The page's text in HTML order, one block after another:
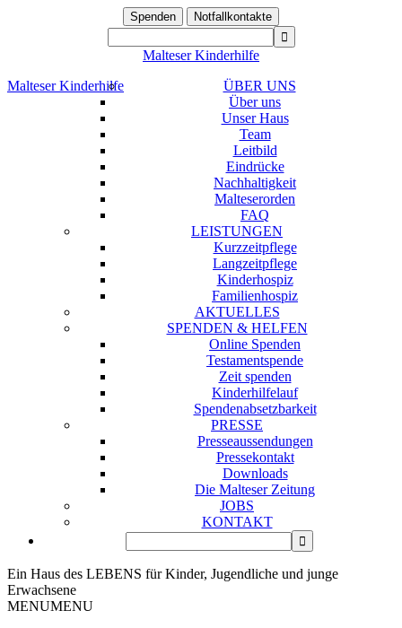
Spenden Notfallkontakte
Malteser Kinderhilfe
Malteser Kinderhilfe
ÜBER UNS
Über uns
Unser Haus
Team
Leitbild
Eindrücke
Nachhaltigkeit
Malteserorden
FAQ
LEISTUNGEN
Kurzzeitpflege
Langzeitpflege
Kinderhospiz
Familienhospiz
AKTUELLES
SPENDEN & HELFEN
Online Spenden
Testamentspende
Zeit spenden
Kinderhilfelauf
Spendenabsetzbarkeit
PRESSE
Presseaussendungen
Pressekontakt
Downloads
Die Malteser Zeitung
JOBS
KONTAKT
Ein Haus des LEBENS für Kinder, Jugendliche und junge
Erwachsene
MENUMENU